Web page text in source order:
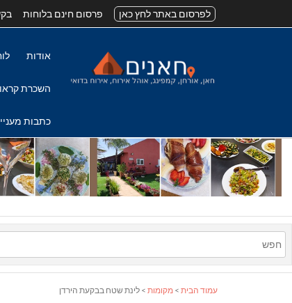
לפרסום באתר לחץ כאן פרסום חינם בלוחות
אודות
השכרת
כתבות
עמוד הבית > מקומות > לינת שטח בבקעת הירדן